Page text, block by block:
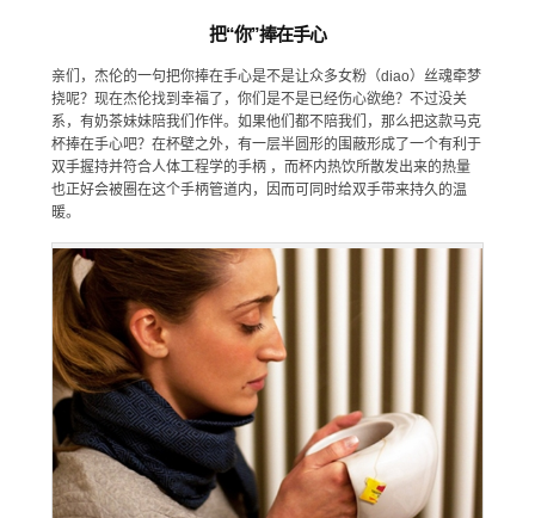
把“你”捧在手心
亲们，杰伦的一句把你捧在手心是不是让众多女粉（diao）丝魂牵梦
挠呢？现在杰伦找到幸福了，你们是不是已经伤心欲绝？不过没关
系，有奶茶妹妹陪我们作伴。如果他们都不陪我们，那么把这款马克
杯捧在手心吧？在杯壁之外，有一层半圆形的围蔽形成了一个有利于
双手握持并符合人体工程学的手柄 ，而杯内热饮所散发出来的热量
也正好会被圈在这个手柄管道内，因而可同时给双手带来持久的温
暖。